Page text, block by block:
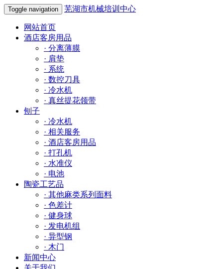
Toggle navigation 芜湖市机械培训中心
网站首页
酒店客房用品
· 分离薄膜
· 肩垫
· 系统
· 数控刀具
· 冷水机
· 真丝提花领带
刨子
· 冷水机
· 相关服务
· 酒店客房用品
· 打孔机
· 水准仪
· 电池
陶瓷工艺品
· 其他麻类系列面料
· 色差计
· 健身球
· 发电机组
· 异型钢
· 木门
新闻中心